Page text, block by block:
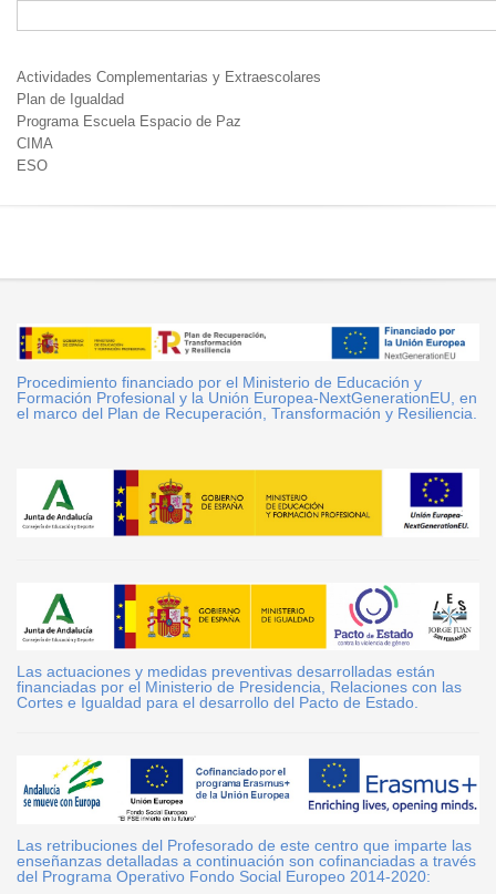
Actividades Complementarias y Extraescolares
Plan de Igualdad
Programa Escuela Espacio de Paz
CIMA
ESO
Procedimiento financiado por el Ministerio de Educación y
Formación Profesional y la Unión Europea-NextGenerationEU, en
el marco del Plan de Recuperación, Transformación y Resiliencia.
Las actuaciones y medidas preventivas desarrolladas están
financiadas por el Ministerio de Presidencia, Relaciones con las
Cortes e Igualdad para el desarrollo del Pacto de Estado.
Las retribuciones del Profesorado de este centro que imparte las
enseñanzas detalladas a continuación son cofinanciadas a través
del Programa Operativo Fondo Social Europeo 2014-2020: